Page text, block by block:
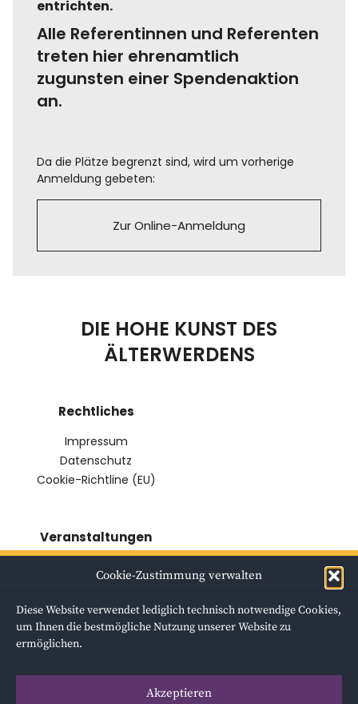
Cookie-Zustimmung verwalten
Diese Website verwendet lediglich technisch notwendige Cookies,
um Ihnen die bestmögliche Nutzung unserer Website zu
ermöglichen.
Akzeptieren
entrichten.
Alle Referentinnen und Referenten
treten hier ehrenamtlich
zugunsten einer Spendenaktion
an.
Da die Plätze begrenzt sind, wird um vorherige
Anmeldung gebeten:
Zur Online-Anmeldung
DIE HOHE KUNST DES
ÄLTERWERDENS
Rechtliches
Impressum
Datenschutz
Cookie-Richtline (EU)
Veranstaltungen
VERANSTALTUNG 1
(PODIUMSGESPRÄCH)
VERANSTALTUNG 3
(VORTRAG)